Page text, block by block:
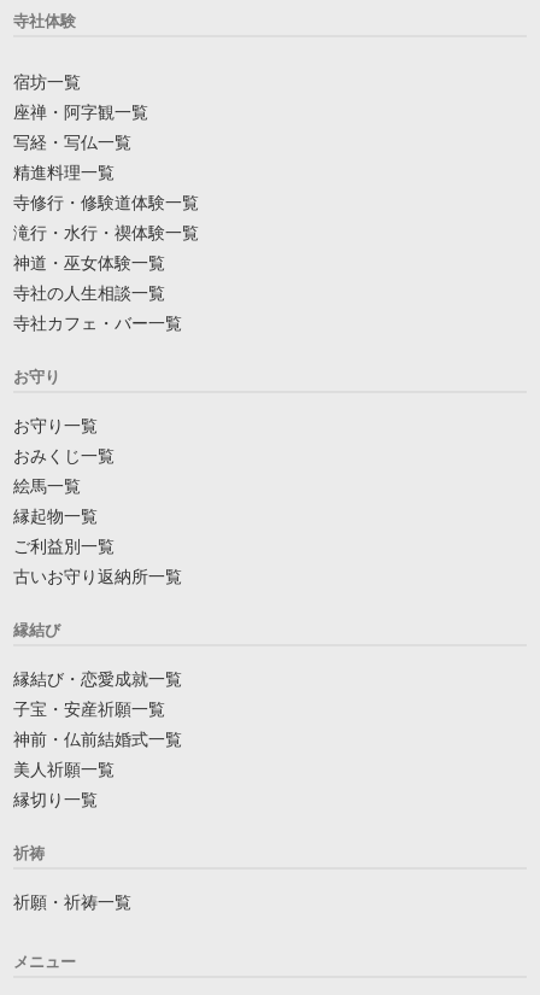
寺社体験
宿坊一覧
座禅・阿字観一覧
写経・写仏一覧
精進料理一覧
寺修行・修験道体験一覧
滝行・水行・禊体験一覧
神道・巫女体験一覧
寺社の人生相談一覧
寺社カフェ・バー一覧
お守り
お守り一覧
おみくじ一覧
絵馬一覧
縁起物一覧
ご利益別一覧
古いお守り返納所一覧
縁結び
縁結び・恋愛成就一覧
子宝・安産祈願一覧
神前・仏前結婚式一覧
美人祈願一覧
縁切り一覧
祈祷
祈願・祈祷一覧
メニュー